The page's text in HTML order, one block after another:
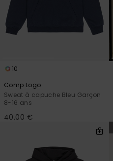
conversation
Trouvez
des
formulaire
Consulter
10
Comp Logo
Sweat à capuche Bleu Garçon
8-16 ans
40,00 €